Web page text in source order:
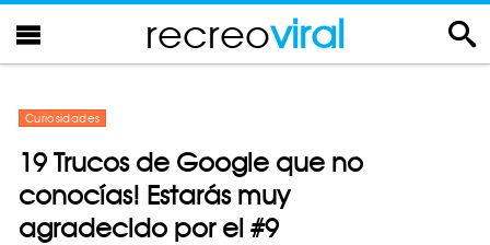
recreoviral
Curiosidades
19 Trucos de Google que no
conocías! Estarás muy
agradecido por el #9